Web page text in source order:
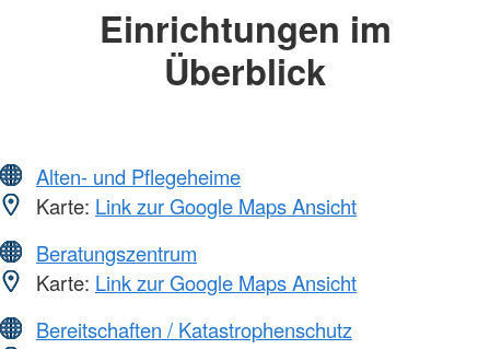
Einrichtungen im
Überblick
Alten- und Pflegeheime
Karte: Link zur Google Maps Ansicht
Beratungszentrum
Karte: Link zur Google Maps Ansicht
Bereitschaften / Katastrophenschutz